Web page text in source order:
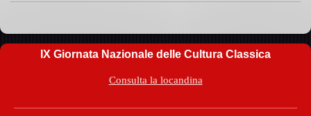
IX Giornata Nazionale delle Cultura Classica
Consulta la locandina